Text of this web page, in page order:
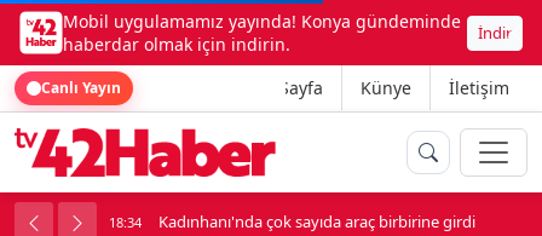
Mobil uygulamamız yayında! Konya gündeminde
haberdar olmak için indirin.
İndir
Canlı Yayın Ana Sayfa Künye İletişim
soygun 18:34 Kadınhanı'nda çok sayıda araç birbirine girdi